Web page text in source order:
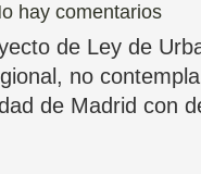
hay comentarios
de Ley de
no
de Madrid con